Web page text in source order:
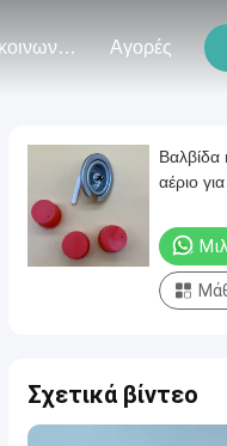
Επικοινωνήστε Μαζί Μας Αγορές
αέριο
Σχετικά βίντεο